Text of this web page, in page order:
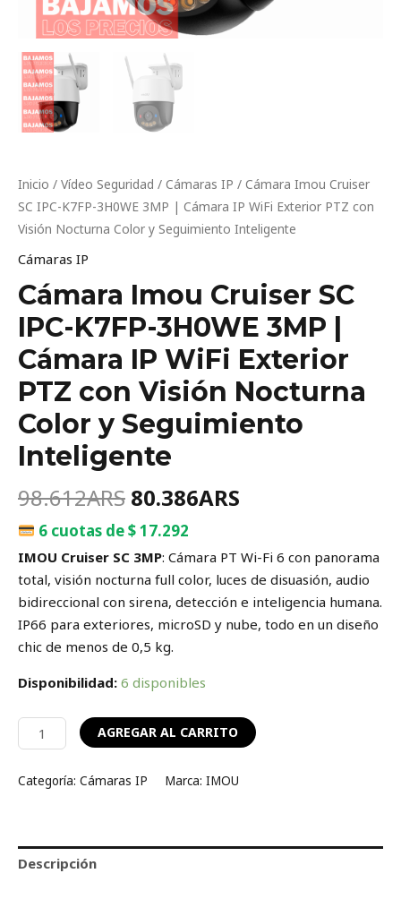
Inicio / Vídeo Seguridad / Cámaras IP / Cámara Imou Cruiser
SC IPC-K7FP-3H0WE 3MP | Cámara IP WiFi Exterior PTZ con
Visión Nocturna Color y Seguimiento Inteligente
Cámaras IP
Cámara Imou Cruiser SC
IPC-K7FP-3H0WE 3MP |
Cámara IP WiFi Exterior
PTZ con Visión Nocturna
Color y Seguimiento
Inteligente
98.612ARS 80.386ARS
6 cuotas de $ 17.292
IMOU Cruiser SC 3MP: Cámara PT Wi-Fi 6 con panorama
total, visión nocturna full color, luces de disuasión, audio
bidireccional con sirena, detección e inteligencia humana.
IP66 para exteriores, microSD y nube, todo en un diseño
chic de menos de 0,5 kg.
Disponibilidad: 6 disponibles
Visión
Nocturna
Color
y
Seguimiento
Inteligente
AGREGAR AL CARRITO
Categoría: Cámaras IP Marca: IMOU
Descripción